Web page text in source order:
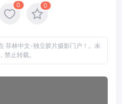
0 0
菲林中文-独立胶片摄影门户！。未
禁止转载。